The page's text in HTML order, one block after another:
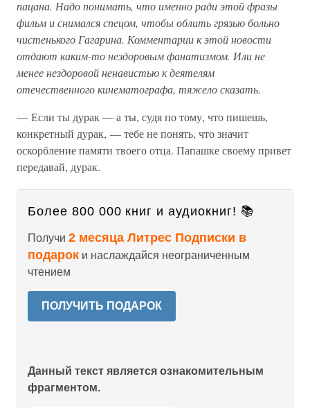
пацана. Надо понимать, что именно ради этой фразы
фильм и снимался спецом, чтобы облить грязью больно
чистенького Гагарина. Комментарии к этой новости
отдают каким-то нездоровым фанатизмом. Или не
менее нездоровой ненавистью к деятелям
отечественного кинематографа, тяжело сказать.
— Если ты дурак — а ты, судя по тому, что пишешь,
конкретный дурак, — тебе не понять, что значит
оскорбление памяти твоего отца. Папашке своему привет
передавай, дурак.
Более 800 000 книг и аудиокниг! 📚
Получи 2 месяца Литрес Подписки в
подарок и наслаждайся неограниченным
чтением
ПОЛУЧИТЬ ПОДАРОК
Данный текст является ознакомительным
фрагментом.